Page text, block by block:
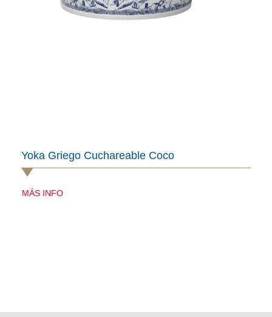
Yoka Griego Cuchareable Coco
MÁS INFO